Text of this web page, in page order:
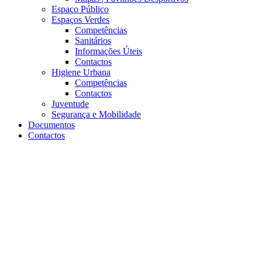
Espaço Público
Espaços Verdes
Competências
Sanitários
Informações Úteis
Contactos
Higiene Urbana
Competências
Contactos
Juventude
Segurança e Mobilidade
Documentos
Contactos